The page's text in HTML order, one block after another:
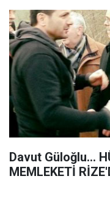
Davut Güloğlu...
MEMLEKETİ